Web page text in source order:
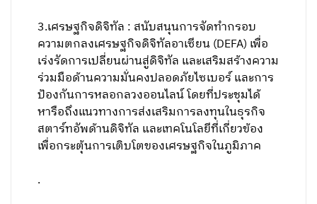
3.เศรษฐกิจดิจิทัล : สนับสนุนการจัดทำกรอบ
ความตกลงเศรษฐกิจดิจิทัลอาเซียน (DEFA) เพื่อ
เร่งรัดการเปลี่ยนผ่านสู่ดิจิทัล และเสริมสร้างความ
ร่วมมือด้านความมั่นคงปลอดภัยไซเบอร์ และการ
ป้องกันการหลอกลวงออนไลน์ โดยที่ประชุมได้
หารือถึงแนวทางการส่งเสริมการลงทุนในธุรกิจ
สตาร์ทอัพด้านดิจิทัล และเทคโนโลยีที่เกี่ยวข้อง
เพื่อกระตุ้นการเติบโตของเศรษฐกิจในภูมิภาค
.